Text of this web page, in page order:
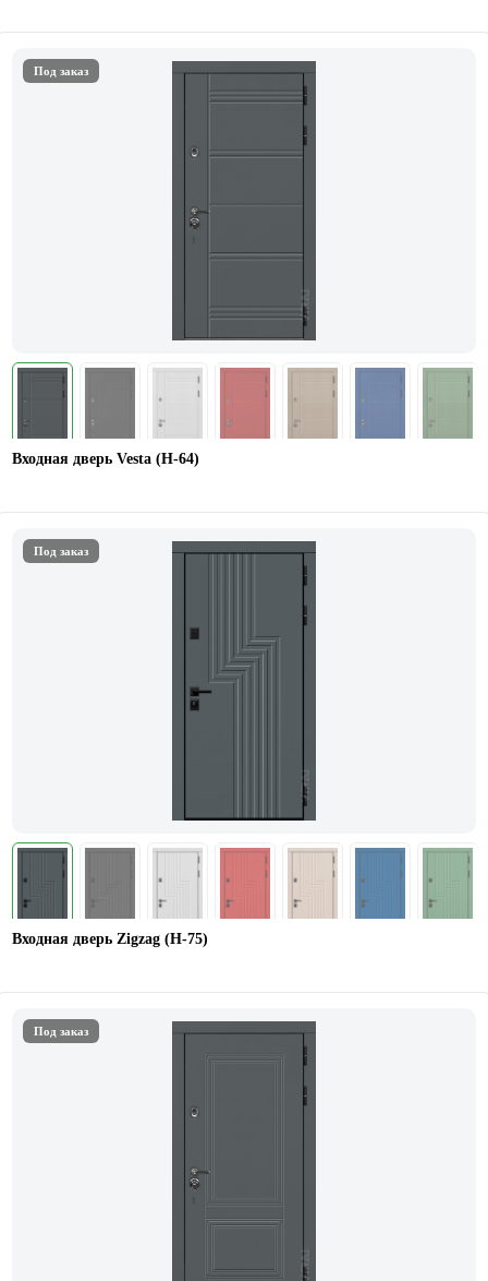
Под заказ
Входная дверь Vesta (Н-64)
Под заказ
Входная дверь Zigzag (Н-75)
Под заказ